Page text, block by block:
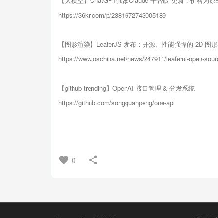
https://36kr.com/p/2381672743005189
【图形渲染】LeaferJS 发布：开源、性能强悍的 2D 图
https://www.oschina.net/news/247911/leaferui-open-
【github trending】OpenAI 接口管理 & 分发系统
https://github.com/songquanpeng/one-api
0